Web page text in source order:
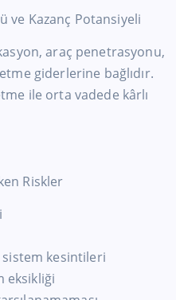
ve Kazanç Potansiyeli
araç penetrasyonu,
giderlerine bağlıdır.
ile orta vadede kârlı
Riskler
sistem kesintileri
eksikliği